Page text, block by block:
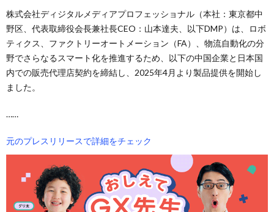
株式会社ディジタルメディアプロフェッショナル（本社：東京都中
野区、代表取締役会長兼社長CEO：山本達夫、以下DMP）は、ロボ
ティクス、ファクトリーオートメーション（FA）、物流自動化の分
野でさらなるスマート化を推進するため、以下の中国企業と日本国
内での販売代理店契約を締結し、2025年4月より製品提供を開始し
ました。
……
元のプレスリリースで詳細をチェック